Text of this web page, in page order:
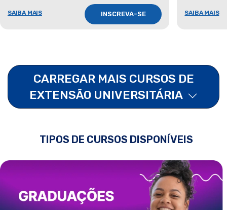
SAIBA MAIS INSCREVA-SE SAIBA MAIS
CARREGAR MAIS CURSOS DE
EXTENSÃO UNIVERSITÁRIA
TIPOS DE CURSOS DISPONÍVEIS